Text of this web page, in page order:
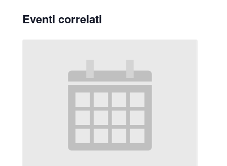
Eventi correlati